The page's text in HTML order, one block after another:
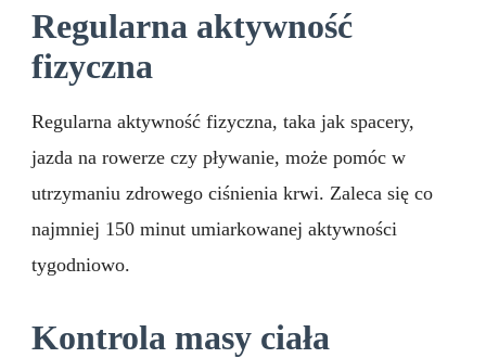
Regularna aktywność
fizyczna
Regularna aktywność fizyczna, taka jak spacery,
jazda na rowerze czy pływanie, może pomóc w
utrzymaniu zdrowego ciśnienia krwi. Zaleca się co
najmniej 150 minut umiarkowanej aktywności
tygodniowo.
Kontrola masy ciała